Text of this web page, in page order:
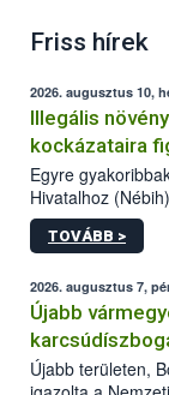
Friss hírek
2026. augusztus 10,
Illegális
kockázataira
Egyre
Hivatalhoz
honlapok
termékeket kínáló kéretlen
összegyűjtötte az
előforduló
vásárlás
TOVÁBB >
2026. augusztus 7,
Újabb
Újabb területen,